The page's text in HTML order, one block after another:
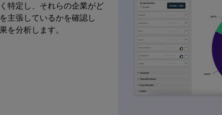
特定し、それらの企業がど
主張しているかを確認し
を分析します。